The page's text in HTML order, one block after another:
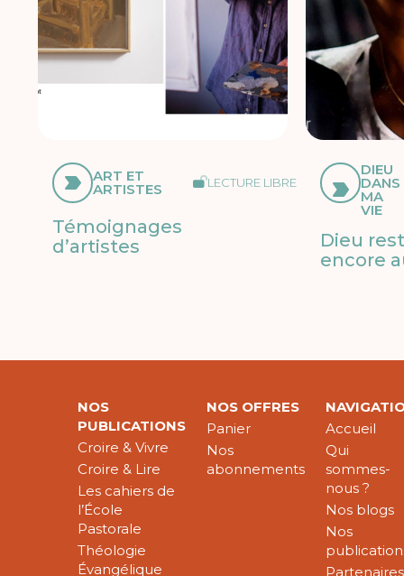
ART ET
ARTISTES LECTURE LIBRE
Témoignages
d’artistes
DIEU
DANS
MA
VIE
Dieu
encore
NOS
PUBLICATIONS
Croire & Vivre
Croire & Lire
Les cahiers de
l’École
Pastorale
Théologie
Évangélique
NOS OFFRES
Panier
Nos
abonnements
Accueil
Qui
sommes-
nous ?
Nos blogs
Nos
Partenaires